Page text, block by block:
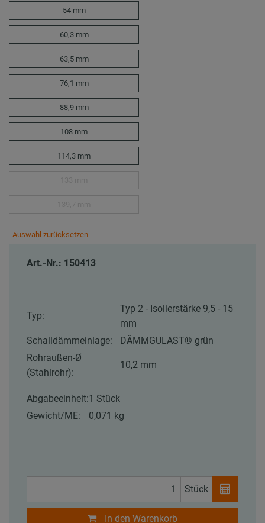
54 mm
60,3 mm
63,5 mm
76,1 mm
88,9 mm
108 mm
114,3 mm
Auswahl zurücksetzen
Art.-Nr.: 150413
Typ:
Typ 2 - Isolierstärke 9,5 - 15
mm
Schalldämmeinlage:
DÄMMGULAST® grün
Rohraußen-Ø
(Stahlrohr):
10,2 mm
Abgabeeinheit:1 Stück
Gewicht/ME:
0,071 kg
Stück
In den Warenkorb